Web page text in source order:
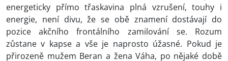
energeticky přímo třaskavina plná vzrušení, touhy i
energie, není divu, že se obě znamení dostávají do
pozice akčního frontálního zamilování se. Rozum
zůstane v kapse a vše je naprosto úžasné. Pokud je
přirozeně mužem Beran a žena Váha, po nějaké době